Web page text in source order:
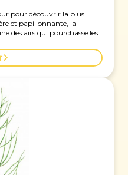
pour découvrir la plus
et papillonnante, la
des airs qui pourchasse les